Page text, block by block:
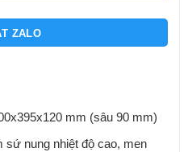
ZALO
mm (sâu 90 mm)
sứ nung nhiệt độ cao, men